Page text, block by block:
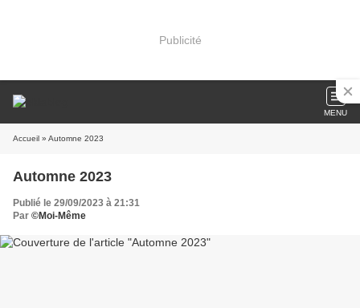
Publicité
MENU
Accueil » Automne 2023
Automne 2023
Publié le 29/09/2023 à 21:31
Par ©Moi-Même